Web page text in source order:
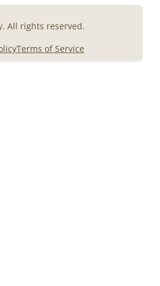
All rights reserved.
Terms of Service